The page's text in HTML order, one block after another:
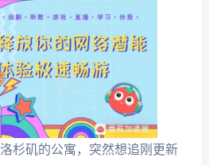
杉矶的公寓，突然想追刚更新